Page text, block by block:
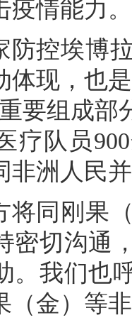
情能力。
防控埃博
体现，也
要组成部
疗队员
非洲人民
将同刚果
密切沟通
。我们也
（金）等